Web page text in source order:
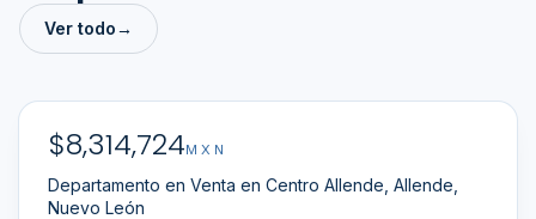
Ver todo→
EN VENTA
$8,314,724MXN
Departamento en Venta en Centro Allende, Allende,
Nuevo León